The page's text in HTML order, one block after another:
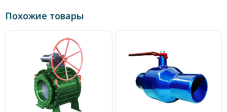
Похожие товары